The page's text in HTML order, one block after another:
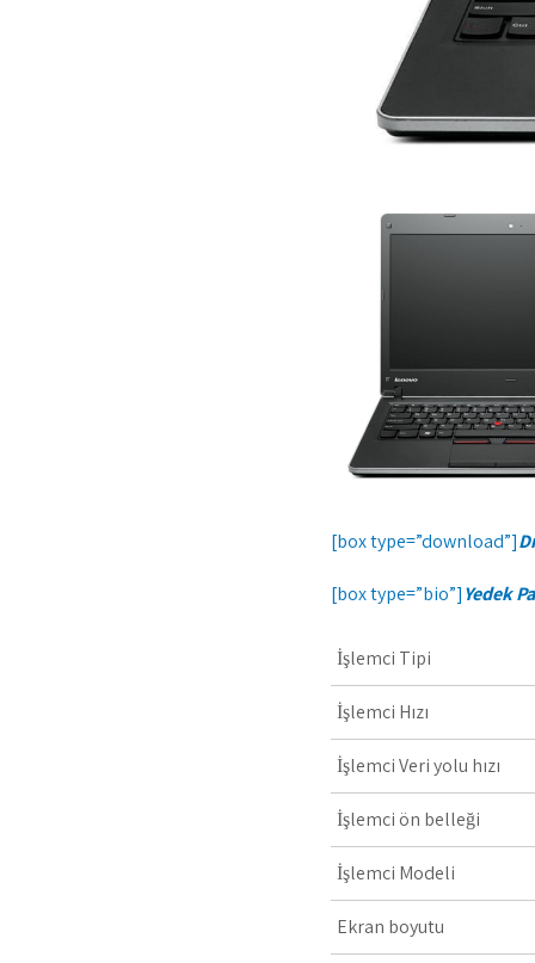
[box type=”download”]
[box type=”bio”]Yedek
İşlemci Tipi
İşlemci Hızı
İşlemci Veri yolu hızı
İşlemci ön belleği
İşlemci Modeli
Ekran boyutu